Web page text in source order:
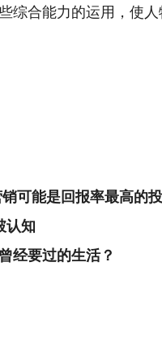
综合能力的运用，使
可能是回报率最高的
认知
经要过的生活？